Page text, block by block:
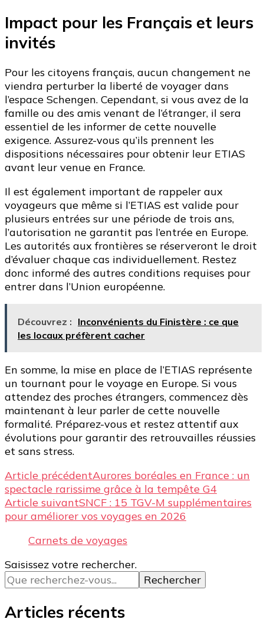
Impact pour les Français et leurs
invités
Pour les citoyens français, aucun changement ne
viendra perturber la liberté de voyager dans
l’espace Schengen. Cependant, si vous avez de la
famille ou des amis venant de l’étranger, il sera
essentiel de les informer de cette nouvelle
exigence. Assurez-vous qu’ils prennent les
dispositions nécessaires pour obtenir leur ETIAS
avant leur venue en France.
Il est également important de rappeler aux
voyageurs que même si l’ETIAS est valide pour
plusieurs entrées sur une période de trois ans,
l’autorisation ne garantit pas l’entrée en Europe.
Les autorités aux frontières se réserveront le droit
d’évaluer chaque cas individuellement. Restez
donc informé des autres conditions requises pour
entrer dans l’Union européenne.
Découvrez : Inconvénients du Finistère : ce que
les locaux préfèrent cacher
En somme, la mise en place de l’ETIAS représente
un tournant pour le voyage en Europe. Si vous
attendez des proches étrangers, commencez dès
maintenant à leur parler de cette nouvelle
formalité. Préparez-vous et restez attentif aux
évolutions pour garantir des retrouvailles réussies
et sans stress.
Navigation
d’article
Article précédentAurores boréales en France : un
spectacle rarissime grâce à la tempête G4
Article suivantSNCF : 15 TGV-M supplémentaires
pour améliorer vos voyages en 2026
Carnets de voyages
Vous
recherchiez
quelque
chose ?
Saisissez votre rechercher.
Articles récents